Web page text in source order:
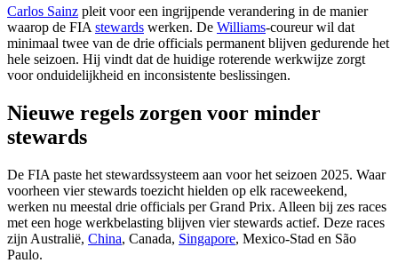
Carlos Sainz pleit voor een ingrijpende verandering in de manier
waarop de FIA stewards werken. De Williams-coureur wil dat
minimaal twee van de drie officials permanent blijven gedurende het
hele seizoen. Hij vindt dat de huidige roterende werkwijze zorgt
voor onduidelijkheid en inconsistente beslissingen.
Nieuwe regels zorgen voor minder
stewards
De FIA paste het stewardssysteem aan voor het seizoen 2025. Waar
voorheen vier stewards toezicht hielden op elk raceweekend,
werken nu meestal drie officials per Grand Prix. Alleen bij zes races
met een hoge werkbelasting blijven vier stewards actief. Deze races
zijn Australië, China, Canada, Singapore, Mexico-Stad en São
Paulo.